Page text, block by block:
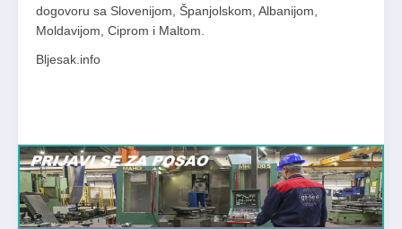
dogovoru sa Slovenijom, Španjolskom, Albanijom,
Moldavijom, Ciprom i Maltom.
Bljesak.info